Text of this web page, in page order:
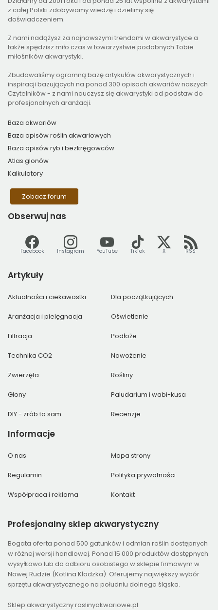
z całej Polski zdobywamy wiedzę i dzielimy się
doświadczeniem.
Z nami nadążysz za najnowszymi trendami w akwarystyce a
także spędzisz miło czas w towarzystwie podobnych Tobie
miłośników akwarystyki.
Zbudowaliśmy ogromną bazę artykułów akwarystycznych i
inspiracji bazujących na ponad 300 opisach akwariów naszych
Czytelników - z nami nauczysz się akwarystyki od podstaw do
profesjonalnych aranżacji.
Baza akwariów
Baza opisów roślin akwariowych
Baza opisów ryb i bezkręgowców
Atlas glonów
Kalkulatory
Zobacz forum
Obserwuj nas
Facebook Instagram YouTube TikTok X RSS
Artykuły
Aktualności i ciekawostki Dla początkujących
Aranżacja i pielęgnacja Oświetlenie
Filtracja Podłoże
Technika CO2 Nawożenie
Zwierzęta Rośliny
Glony Paludarium i wabi-kusa
DIY - zrób to sam Recenzje
Informacje
O nas Mapa strony
Regulamin Polityka prywatności
Współpraca i reklama Kontakt
Profesjonalny sklep akwarystyczny
Bogata oferta ponad 500 gatunków i odmian roślin dostępnych
w różnej wersji handlowej. Ponad 15 000 produktów dostępnych
wysyłkowo lub do odbioru osobistego w sklepie firmowym w
Nowej Rudzie (Kotlina Kłodzka). Oferujemy największy wybór
sprzętu akwarystycznego na południu dolnego śląska.
Sklep akwarystyczny roslinyakwariowe.pl